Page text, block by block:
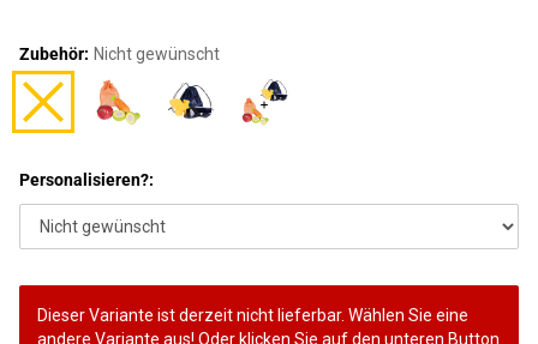
Zubehör: Nicht gewünscht
Personalisieren?:
Dieser Variante ist derzeit nicht lieferbar. Wählen Sie eine
andere Variante aus! Oder klicken Sie auf den unteren Button